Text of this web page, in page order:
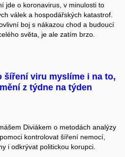
jde o koronavirus, v minulosti to
válek a hospodářských katastrof.
boj s nákazou chod a budoucí
světa, je ale zatím brzo.
šíření viru myslíme i na to,
z týdne na týden
Diviákem o metodách analýzy
kontrolovat šíření nemocí,
i odkrývat politickou korupci.